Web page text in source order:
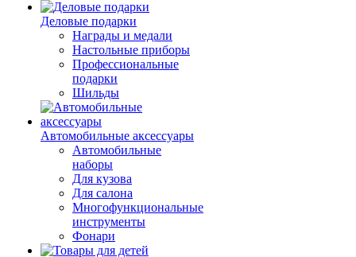
Деловые подарки
Награды и медали
Настольные приборы
Профессиональные
подарки
Шильды
Автомобильные аксессуары
Автомобильные
наборы
Для кузова
Для салона
Многофункциональные
инструменты
Фонари